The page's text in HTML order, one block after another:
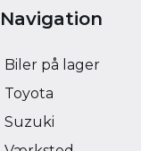
Navigation
Biler på lager
Toyota
Suzuki